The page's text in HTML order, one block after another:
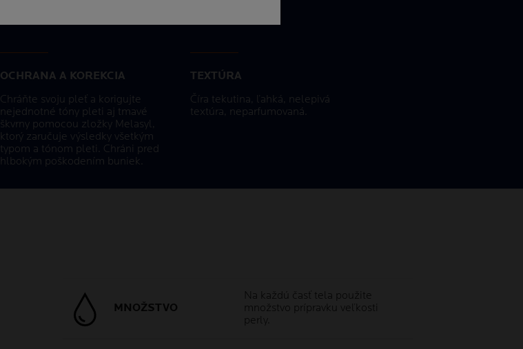
OCHRANA A KOREKCIA
Chráňte svoju pleť a korigujte
nejednotné tóny pleti aj tmavé
škvrny pomocou zložky Melasyl,
ktorý zaručuje výsledky všetkým
typom a tónom pleti. Chráni pred
hlbokým poškodením buniek.
TEXTÚRA
Číra tekutina, ľahká, nelepivá
textúra, neparfumovaná.
MNOŽSTVO
Na každú časť tela použite
množstvo prípravku veľkosti
perly.